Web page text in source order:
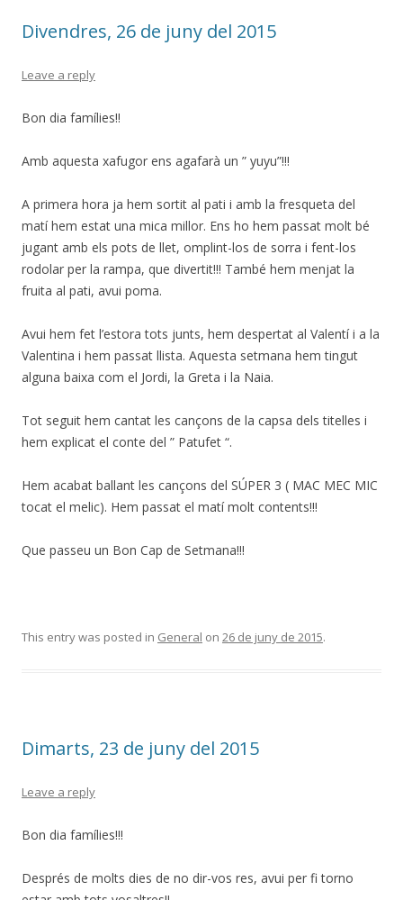
Divendres, 26 de juny del 2015
Leave a reply
Bon dia famílies!!
Amb aquesta xafugor ens agafarà un ” yuyu”!!!
A primera hora ja hem sortit al pati i amb la fresqueta del
matí hem estat una mica millor. Ens ho hem passat molt bé
jugant amb els pots de llet, omplint-los de sorra i fent-los
rodolar per la rampa, que divertit!!! També hem menjat la
fruita al pati, avui poma.
Avui hem fet l’estora tots junts, hem despertat al Valentí i a la
Valentina i hem passat llista. Aquesta setmana hem tingut
alguna baixa com el Jordi, la Greta i la Naia.
Tot seguit hem cantat les cançons de la capsa dels titelles i
hem explicat el conte del ” Patufet “.
Hem acabat ballant les cançons del SÚPER 3 ( MAC MEC MIC
tocat el melic). Hem passat el matí molt contents!!!
Que passeu un Bon Cap de Setmana!!!
This entry was posted in General on 26 de juny de 2015.
Dimarts, 23 de juny del 2015
Leave a reply
Bon dia famílies!!!
Després de molts dies de no dir-vos res, avui per fi torno